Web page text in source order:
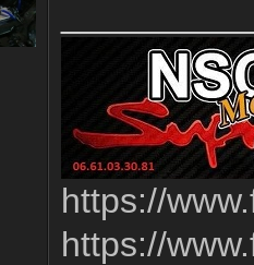
https://
https://